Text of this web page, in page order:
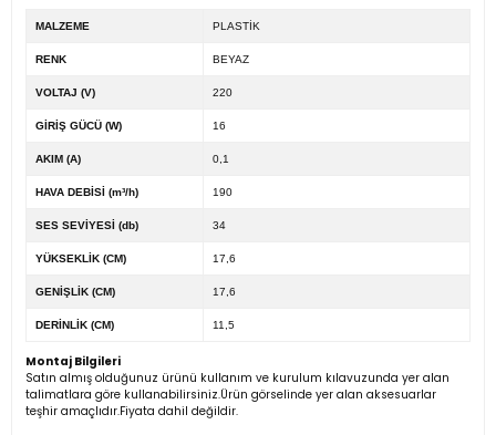
MALZEME PLASTİK
RENK BEYAZ
VOLTAJ (V) 220
GİRİŞ GÜCÜ (W) 16
AKIM (A) 0,1
HAVA DEBİSİ (m³/h) 190
SES SEVİYESİ (db) 34
YÜKSEKLİK (CM) 17,6
GENİŞLİK (CM) 17,6
DERİNLİK (CM) 11,5
Montaj Bilgileri
Satın almış olduğunuz ürünü kullanım ve kurulum kılavuzunda yer alan
talimatlara göre kullanabilirsiniz.Ürün görselinde yer alan aksesuarlar
teşhir amaçlıdır.Fiyata dahil değildir.